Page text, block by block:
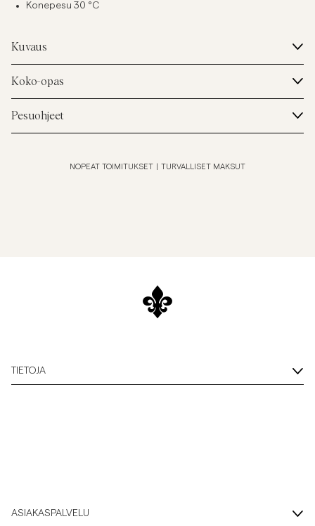
Konepesu 30 °C
Kuvaus
Koko-opas
Pesuohjeet
NOPEAT TOIMITUKSET TURVALLISET MAKSUT
TIETOJA
ASIAKASPALVELU